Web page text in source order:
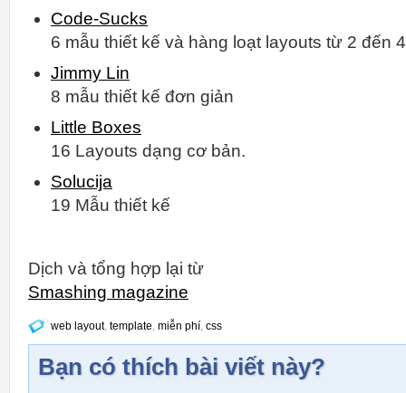
Code-Sucks
6 mẫu thiết kế và hàng loạt layouts từ 2 đến
Jimmy Lin
8 mẫu thiết kế đơn giản
Little Boxes
16 Layouts dạng cơ bản.
Solucija
19 Mẫu thiết kế
Dịch và tổng hợp lại từ
Smashing magazine
web layout, template, miễn phí, css
Bạn có thích bài viết này?